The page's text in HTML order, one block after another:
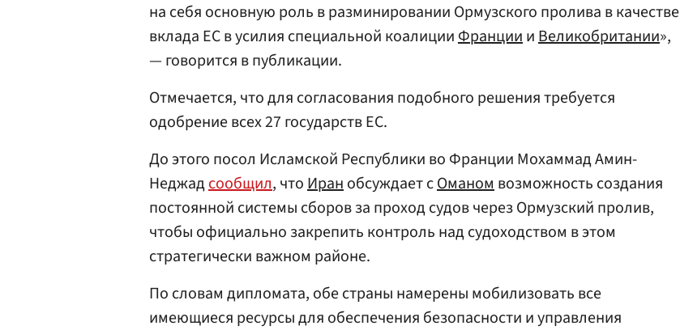
на себя основную роль в разминировании Ормузского пролива в качестве
вклада ЕС в усилия специальной коалицииФранциииВеликобритании»,
— говорится в публикации.
Отмечается, что для согласования подобного решения требуется
одобрение всех 27 государств ЕС.
До этого посол Исламской Республики во Франции Мохаммад Амин-
Неджадсообщил, чтоИранобсуждает сОманомвозможность создания
постоянной системы сборов за проход судов через Ормузский пролив,
чтобы официально закрепить контроль над судоходством в этом
стратегически важном районе.
По словам дипломата, обе страны намерены мобилизовать все
имеющиеся ресурсы для обеспечения безопасности и управления